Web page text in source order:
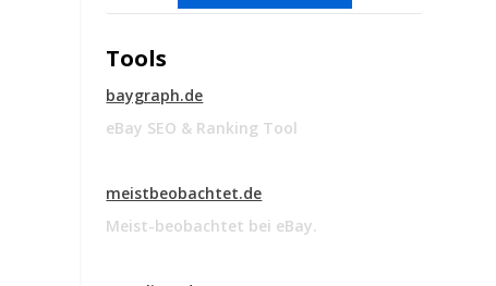
Tools
baygraph.de
eBay SEO & Ranking Tool
meistbeobachtet.de
Meist-beobachtet bei eBay.